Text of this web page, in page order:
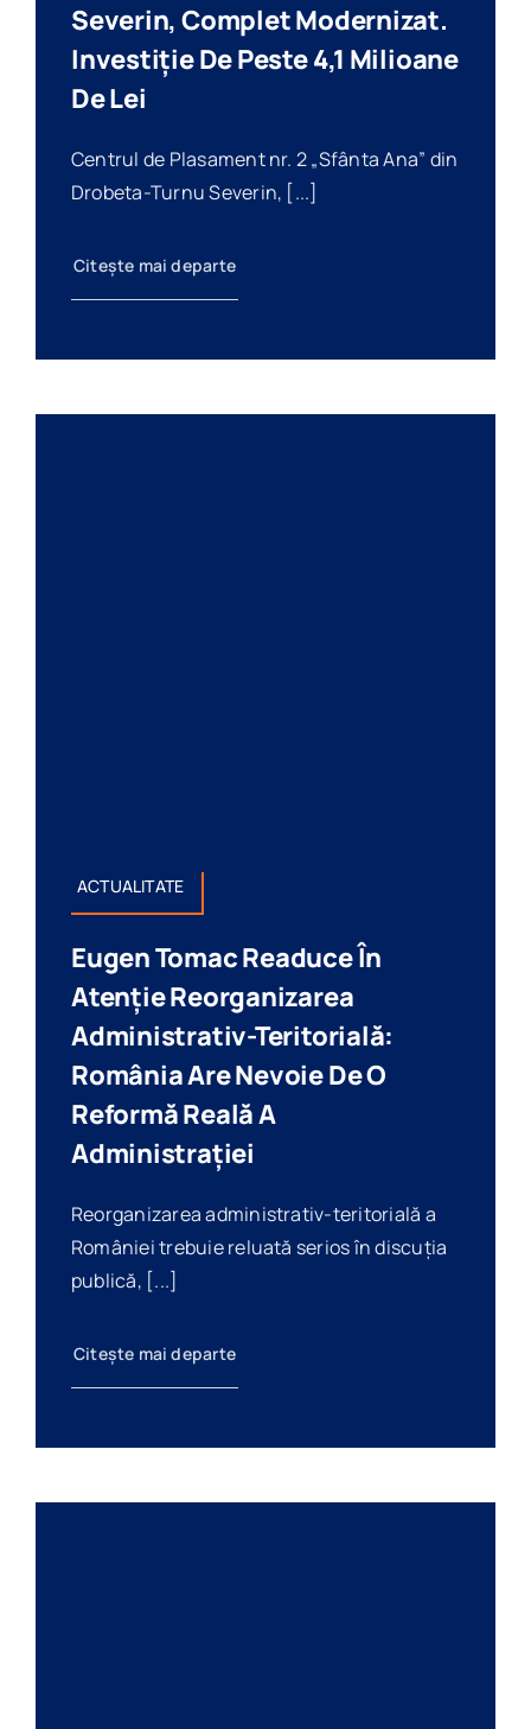
Severin, Complet Modernizat.
Investiție De Peste 4,1 Milioane
De Lei
Centrul de Plasament nr. 2 „Sfânta Ana” din
Drobeta-Turnu Severin, [...]
Citește mai departe
ACTUALITATE
Eugen Tomac Readuce În
Atenție Reorganizarea
Administrativ-Teritorială:
România Are Nevoie De O
Reformă Reală A
Administrației
Reorganizarea administrativ-teritorială a
României trebuie reluată serios în discuția
publică, [...]
Citește mai departe